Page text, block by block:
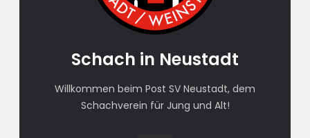
Schach in Neustadt
Willkommen beim Post SV Neustadt, dem
Schachverein für Jung und Alt!